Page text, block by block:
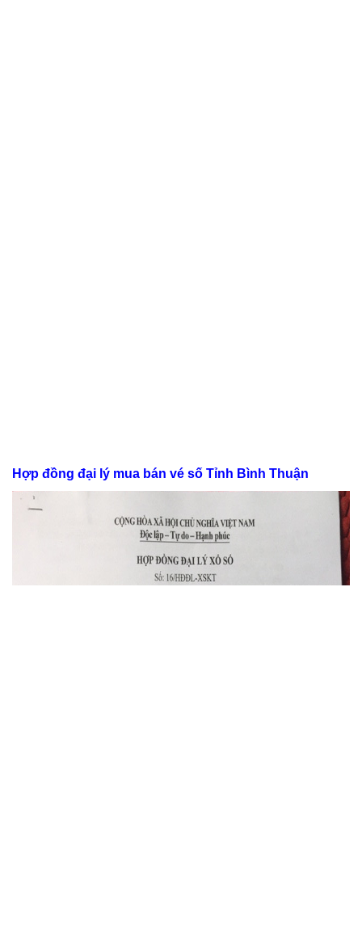
Hợp đồng đại lý mua bán vé số Tỉnh Bình Thuận